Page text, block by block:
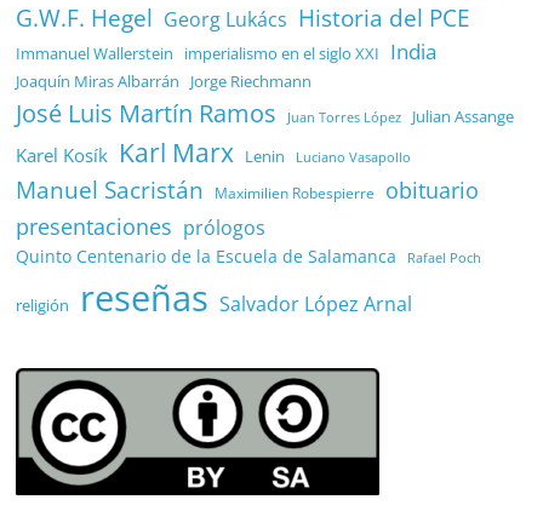
G.W.F. Hegel Georg Lukács Historia del PCE
Immanuel Wallerstein imperialismo en el siglo XXI India
Joaquín Miras Albarrán Jorge Riechmann
José Luis Martín Ramos Juan Torres López Julian Assange
Karel Kosík Karl Marx Lenin Luciano Vasapollo
Manuel Sacristán Maximilien Robespierre
obituario
presentaciones prólogos
Quinto Centenario de la Escuela de Salamanca Rafael Poch
religión reseñas Salvador López Arnal